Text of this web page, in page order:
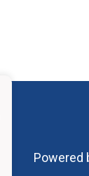
Powered